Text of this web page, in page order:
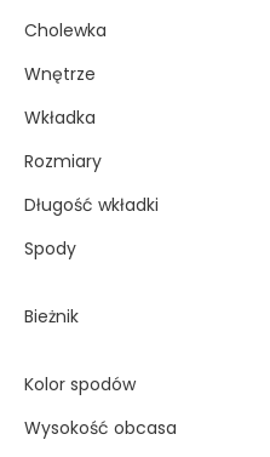
Cholewka
Wnętrze
Wkładka
Rozmiary
Długość wkładki
Spody
Bieżnik
Kolor spodów
Wysokość obcasa